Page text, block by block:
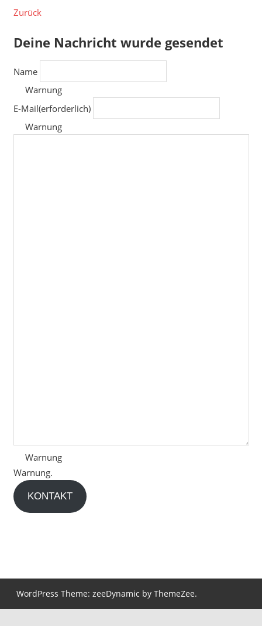
Zurück
Deine Nachricht wurde gesendet
Name
Warnung
E-Mail(erforderlich)
Warnung
Warnung
Warnung.
KONTAKT
WordPress Theme: zeeDynamic by ThemeZee.